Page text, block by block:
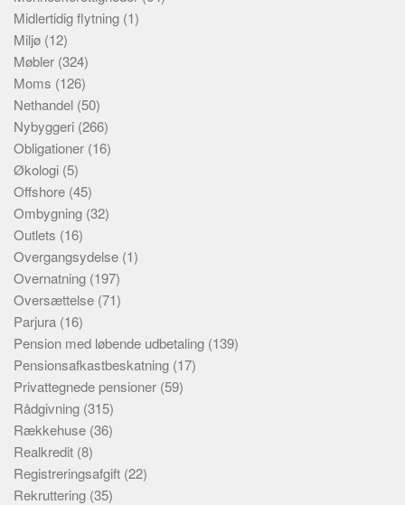
Midlertidig flytning (1)
Miljø (12)
Møbler (324)
Moms (126)
Nethandel (50)
Nybyggeri (266)
Obligationer (16)
Økologi (5)
Offshore (45)
Ombygning (32)
Outlets (16)
Overgangsydelse (1)
Overnatning (197)
Oversættelse (71)
Parjura (16)
Pension med løbende udbetaling (139)
Pensionsafkastbeskatning (17)
Privattegnede pensioner (59)
Rådgivning (315)
Rækkehuse (36)
Realkredit (8)
Registreringsafgift (22)
Rekruttering (35)